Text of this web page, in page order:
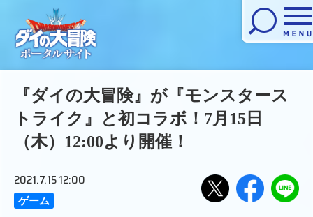
『ダイの大冒険』が『モンスタース
トライク』と初コラボ！7月15日
（木）12:00より開催！
2021.7.15 12:00
ゲーム